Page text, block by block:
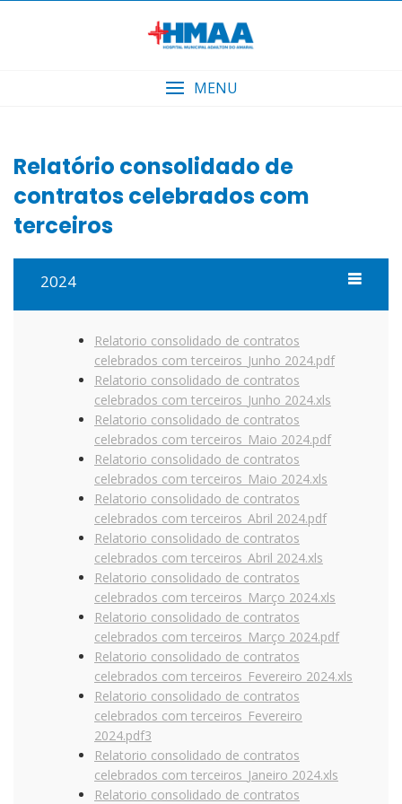
MENU
Relatório consolidado de
contratos celebrados com
terceiros
2024
Relatorio consolidado de contratos
celebrados com terceiros_Junho 2024.pdf
Relatorio consolidado de contratos
celebrados com terceiros_Junho 2024.xls
Relatorio consolidado de contratos
celebrados com terceiros_Maio 2024.pdf
Relatorio consolidado de contratos
celebrados com terceiros_Maio 2024.xls
Relatorio consolidado de contratos
celebrados com terceiros_Abril 2024.pdf
Relatorio consolidado de contratos
celebrados com terceiros_Abril 2024.xls
Relatorio consolidado de contratos
celebrados com terceiros_Março 2024.xls
Relatorio consolidado de contratos
celebrados com terceiros_Março 2024.pdf
Relatorio consolidado de contratos
celebrados com terceiros_Fevereiro 2024.xls
Relatorio consolidado de contratos
celebrados com terceiros_Fevereiro
2024.pdf3
Relatorio consolidado de contratos
celebrados com terceiros_Janeiro 2024.xls
Relatorio consolidado de contratos